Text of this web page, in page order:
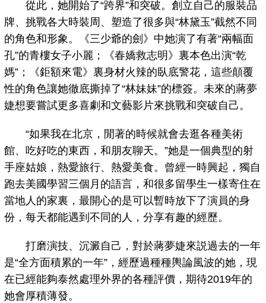
從此，她開始了“跨界”和突破。創立自己的服裝品
牌、挑戰各大時裝周、塑造了很多與“林黛玉”截然不同
的角色和形象。《三少爺的劍》中她演了有著“兩幅面
孔”的青樓女子小麗；《春嬌救志明》裏本色出演“乾
媽”；《鉅額來電》裏身材火辣的臥底警花，這些顛覆
性的角色讓她徹底撕掉了“林妹妹”的標簽。未來的蔣夢
婕想要嘗試更多喜劇和文藝影片來挑戰和突破自己。
“如果我在北京，閒著的時候就會去逛各種美術
館、吃好吃的東西，和朋友聊天。”她是一個典型的射
手座姑娘，熱愛旅行、熱愛美食。曾經一時興起，獨自
跑去美國學習三個月的語言，和很多留學生一樣寄住在
當地人的家裏，最開心的是可以暫時放下了演員的身
份，每天都能遇到不同的人，分享有趣的經歷。
打磨演技、沉澱自己，對於蔣夢婕來説過去的一年
是“全方面積累的一年”，經歷過種種輿論風波的她，現
在已經能夠泰然處理外界的各種評價，期待2019年的
她會厚積薄發。